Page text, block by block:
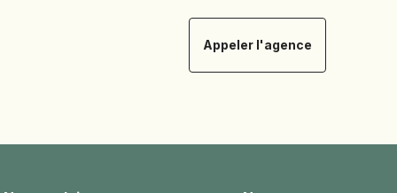
Appeler l'agence